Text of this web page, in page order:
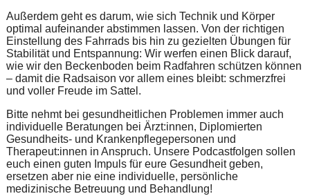
Außerdem geht es darum, wie sich Technik und Körper
optimal aufeinander abstimmen lassen. Von der richtigen
Einstellung des Fahrrads bis hin zu gezielten Übungen für
Stabilität und Entspannung: Wir werfen einen Blick darauf,
wie wir den Beckenboden beim Radfahren schützen können
– damit die Radsaison vor allem eines bleibt: schmerzfrei
und voller Freude im Sattel.
Bitte nehmt bei gesundheitlichen Problemen immer auch
individuelle Beratungen bei Ärzt:innen, Diplomierten
Gesundheits- und Krankenpflegepersonen und
Therapeut:innen in Anspruch. Unsere Podcastfolgen sollen
euch einen guten Impuls für eure Gesundheit geben,
ersetzen aber nie eine individuelle, persönliche
medizinische Betreuung und Behandlung!